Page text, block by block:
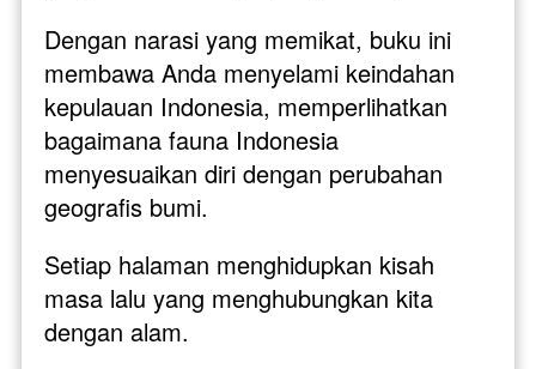
Dengan narasi yang memikat, buku ini
membawa Anda menyelami keindahan
kepulauan Indonesia, memperlihatkan
bagaimana fauna Indonesia
menyesuaikan diri dengan perubahan
geografis bumi.
Setiap halaman menghidupkan kisah
masa lalu yang menghubungkan kita
dengan alam.